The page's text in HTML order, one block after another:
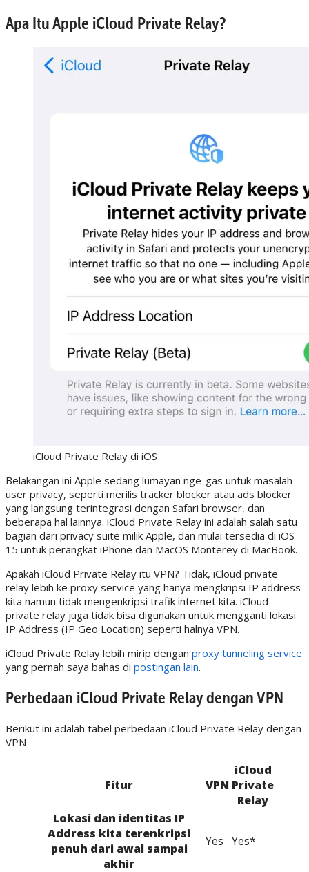
Apa Itu Apple iCloud Private Relay?
iCloud Private Relay di iOS
Belakangan ini Apple sedang lumayan nge-gas untuk masalah
user privacy, seperti merilis tracker blocker atau ads blocker
yang langsung terintegrasi dengan Safari browser, dan
beberapa hal lainnya. iCloud Private Relay ini adalah salah satu
bagian dari privacy suite milik Apple, dan mulai tersedia di iOS
15 untuk perangkat iPhone dan MacOS Monterey di MacBook.
Apakah iCloud Private Relay itu VPN? Tidak, iCloud private
relay lebih ke proxy service yang hanya mengkripsi IP address
kita namun tidak mengenkripsi trafik internet kita. iCloud
private relay juga tidak bisa digunakan untuk mengganti lokasi
IP Address (IP Geo Location) seperti halnya VPN.
iCloud Private Relay lebih mirip dengan proxy tunneling service
yang pernah saya bahas di postingan lain.
Perbedaan iCloud Private Relay dengan VPN
Berikut ini adalah tabel perbedaan iCloud Private Relay dengan
VPN
Fitur VPN
iCloud
Private
Relay
Lokasi dan identitas IP
Address kita terenkripsi
penuh dari awal sampai
akhir
Yes Yes*